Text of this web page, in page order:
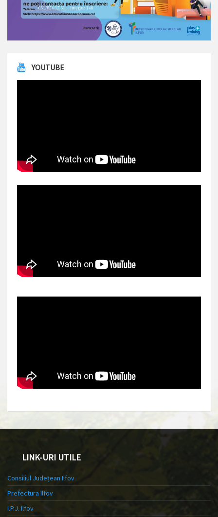
YOUTUBE
LINK-URI UTILE
Consiliul Județean Ilfov
Prefectura Ilfov
I.P.J. Ilfov